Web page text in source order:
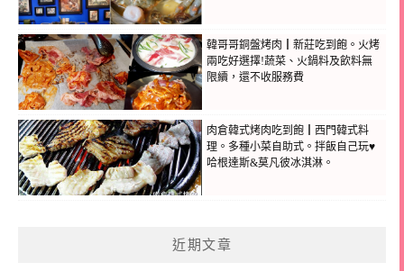
韓哥哥銅盤烤肉┃新莊吃到飽。火烤
兩吃好選擇!蔬菜、火鍋料及飲料無
限續，還不收服務費
肉倉韓式烤肉吃到飽┃西門韓式料
理。多種小菜自助式。拌飯自己玩♥
哈根達斯&莫凡彼冰淇淋。
近期文章